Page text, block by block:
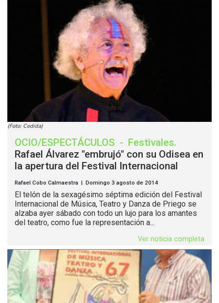
(Foto: Cedida)
OCIO/ESPECTÁCULOS - Festivales.
Rafael Álvarez "embrujó" con su Odisea en
la apertura del Festival Internacional
Rafael Cobo Calmaestra | Domingo 3 agosto de 2014
El telón de la sexagésimo séptima edición del Festival
Internacional de Música, Teatro y Danza de Priego se
alzaba ayer sábado con todo un lujo para los amantes
del teatro, como fue la representación a...
Ver noticia completa